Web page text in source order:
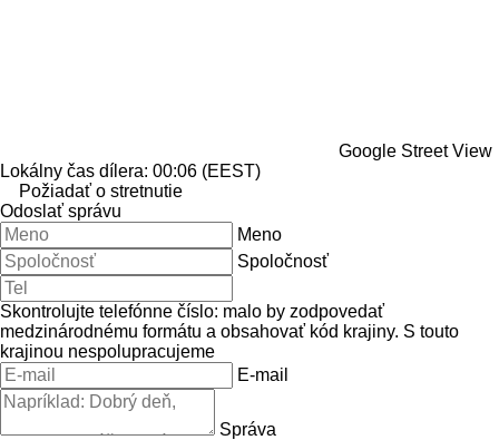
Google Street View
Lokálny čas dílera: 00:06 (EEST)
Požiadať o stretnutie
Odoslať správu
Meno
Spoločnosť
Skontrolujte telefónne číslo: malo by zodpovedať
medzinárodnému formátu a obsahovať kód krajiny. S touto
krajinou nespolupracujeme
E-mail
Správa